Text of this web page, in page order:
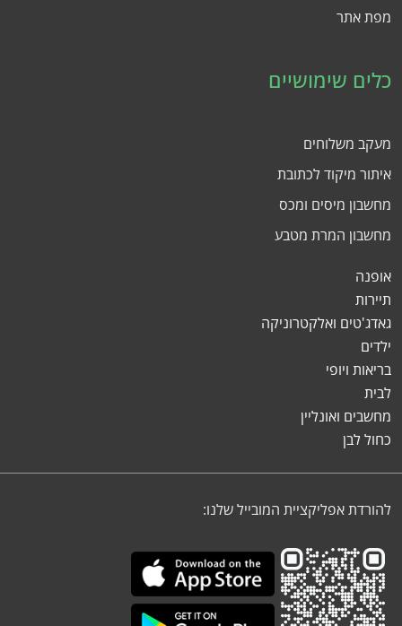
מפת אתר
כלים שימושיים
מעקב משלוחים
איתור מיקוד לכתובת
מחשבון מיסים ומכס
מחשבון המרת מטבע
אופנה
תיירות
גאדג'טים ואלקטרוניקה
ילדים
בריאות ויופי
לבית
מחשבים ואונליין
כחול לבן
להורדת אפליקציית המובייל שלנו: